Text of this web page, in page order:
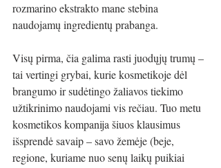
rozmarino ekstrakto mane stebina
naudojamų ingredientų prabanga.
Visų pirma, čia galima rasti juodųjų trumų –
tai vertingi grybai, kurie kosmetikoje dėl
brangumo ir sudėtingo žaliavos tiekimo
užtikrinimo naudojami vis rečiau. Tuo metu
kosmetikos kompanija šiuos klausimus
išsprendė savaip – savo žemėje (beje,
regione, kuriame nuo senų laikų puikiai